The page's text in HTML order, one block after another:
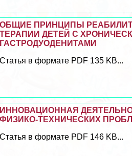
ОБЩИЕ ПРИНЦИПЫ
ТЕРАПИИ ДЕТЕЙ С
ГАСТРОДУОДЕНИТАМИ
Статья в формате PDF 135 KB...
ИННОВАЦИОННАЯ
ФИЗИКО-ТЕХНИЧЕСКИХ
Статья в формате PDF 146 KB...